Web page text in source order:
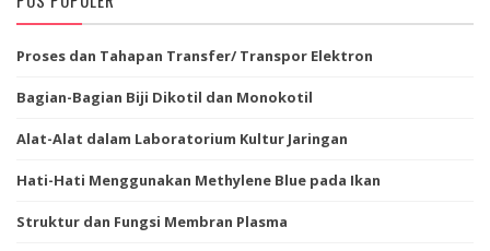
Proses dan Tahapan Transfer/ Transpor Elektron
Bagian-Bagian Biji Dikotil dan Monokotil
Alat-Alat dalam Laboratorium Kultur Jaringan
Hati-Hati Menggunakan Methylene Blue pada Ikan
Struktur dan Fungsi Membran Plasma